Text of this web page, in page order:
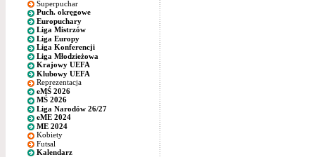
Superpuchar
Puch. okręgowe
Europuchary
Liga Mistrzów
Liga Europy
Liga Konferencji
Liga Młodzieżowa
Krajowy UEFA
Klubowy UEFA
Reprezentacja
eMŚ 2026
MŚ 2026
Liga Narodów 26/27
eME 2024
ME 2024
Kobiety
Futsal
Kalendarz